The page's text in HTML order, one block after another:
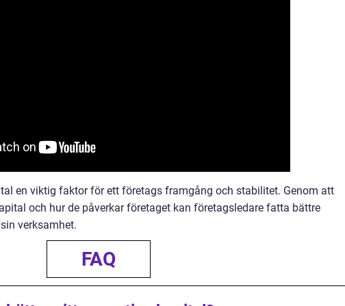
en viktig faktor för ett företags framgång och stabilitet. Genom att
och hur de påverkar företaget kan företagsledare fatta bättre
verksamhet.
FAQ